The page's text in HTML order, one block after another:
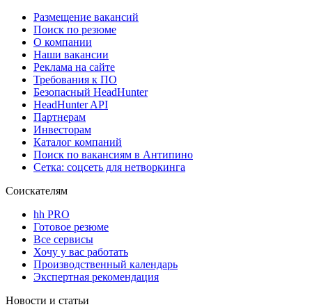
Размещение вакансий
Поиск по резюме
О компании
Наши вакансии
Реклама на сайте
Требования к ПО
Безопасный HeadHunter
HeadHunter API
Партнерам
Инвесторам
Каталог компаний
Поиск по вакансиям в Антипино
Сетка: соцсеть для нетворкинга
Соискателям
hh PRO
Готовое резюме
Все сервисы
Хочу у вас работать
Производственный календарь
Экспертная рекомендация
Новости и статьи